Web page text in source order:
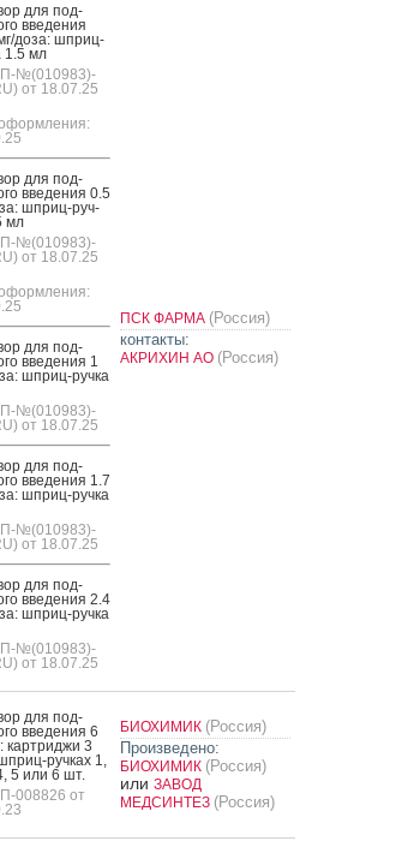
для под­
вве­дения
до­за: шприц-
1.5 мл
№(010983)-
от 18.07.25
для под­
вве­дения 0.5
шприц-руч­
мл
№(010983)-
от 18.07.25
для под­
вве­дения 1
шприц-руч­ка
№(010983)-
от 18.07.25
для под­
вве­дения 1.7
шприц-руч­ка
№(010983)-
от 18.07.25
для под­
вве­дения 2.4
шприц-руч­ка
№(010983)-
от 18.07.25
ПСК ФАРМА (Россия)
контакты:
АКРИХИН АО (Россия)
для под­
вве­дения 6
кар­трид­жи 3
руч­ках 1,
5 или 6 шт.
008826 от
БИОХИМИК (Россия)
Произведено:
БИОХИМИК (Россия)
или ЗАВОД
МЕДСИНТЕЗ (Россия)